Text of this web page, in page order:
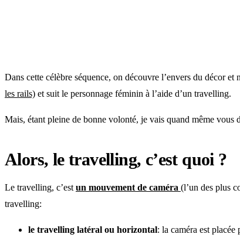
Dans cette célèbre séquence, on découvre l’envers du décor
les rails) et suit le personnage féminin à l’aide d’un travelling.
Mais, étant pleine de bonne volonté, je vais quand même
Alors, le travelling, c’est quoi ?
Le travelling, c’est un mouvement de caméra (l’un des plus
travelling:
le travelling latéral ou horizontal: la caméra est